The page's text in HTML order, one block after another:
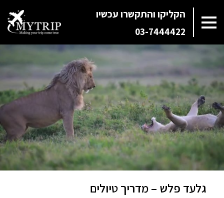
הקליקו והתקשרו עכשיו
03-7444422
גלעד פלש – מדריך טיולים